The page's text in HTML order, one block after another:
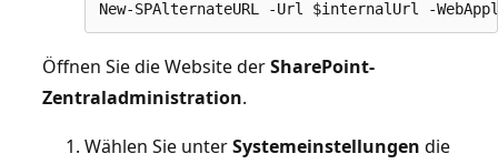
Öffnen Sie die Website derSharePoint-
Zentraladministration.
Wählen Sie unterSystemeinstellungen die